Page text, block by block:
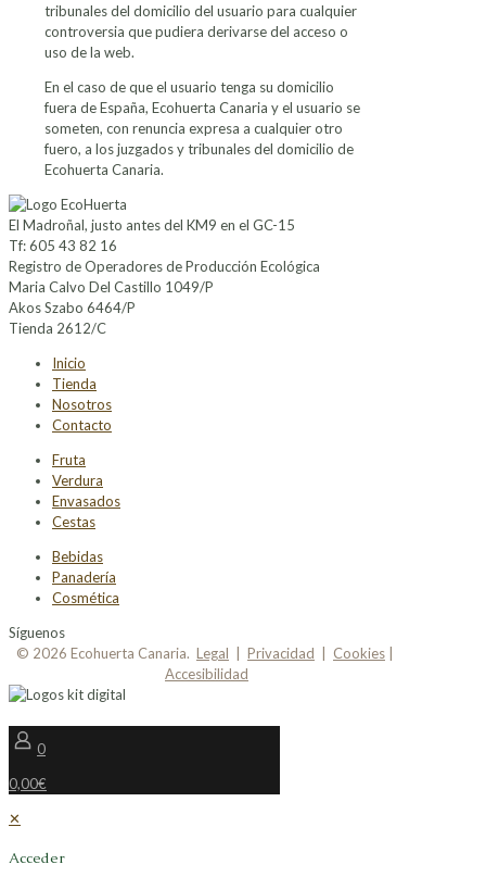
tribunales del domicilio del usuario para cualquier
controversia que pudiera derivarse del acceso o
uso de la web.
En el caso de que el usuario tenga su domicilio
fuera de España, Ecohuerta Canaria y el usuario se
someten, con renuncia expresa a cualquier otro
fuero, a los juzgados y tribunales del domicilio de
Ecohuerta Canaria.
El Madroñal, justo antes del KM9 en el GC-15
Tf: 605 43 82 16
Registro de Operadores de Producción Ecológica
Maria Calvo Del Castillo 1049/P
Akos Szabo 6464/P
Tienda 2612/C
Inicio
Tienda
Nosotros
Contacto
Fruta
Verdura
Envasados
Cestas
Bebidas
Panadería
Cosmética
Síguenos
© 2026 Ecohuerta Canaria. Legal Privacidad Cookies
Accesibilidad
0
0,00€
✕
Acceder